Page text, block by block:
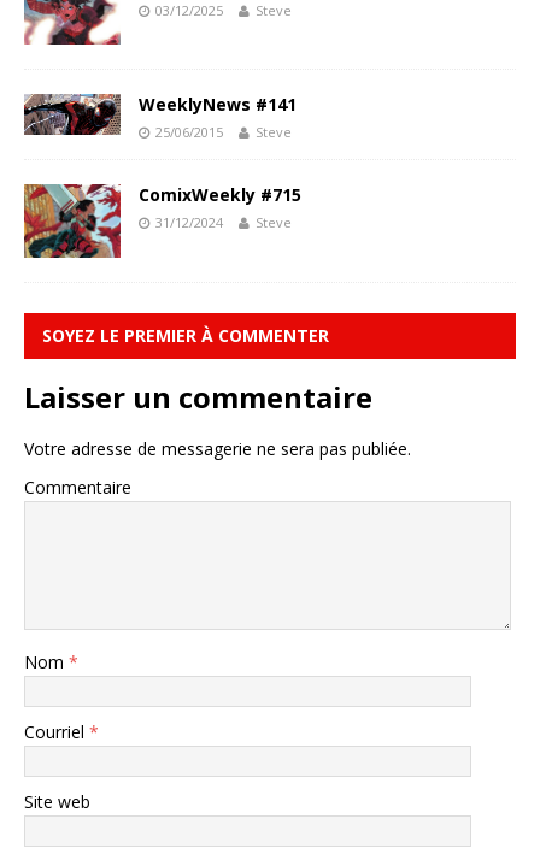
03/12/2025 Steve
WeeklyNews #141
25/06/2015 Steve
ComixWeekly #715
31/12/2024 Steve
SOYEZ LE PREMIER À COMMENTER
Laisser un commentaire
Votre adresse de messagerie ne sera pas publiée.
Commentaire
Nom *
Courriel *
Site web